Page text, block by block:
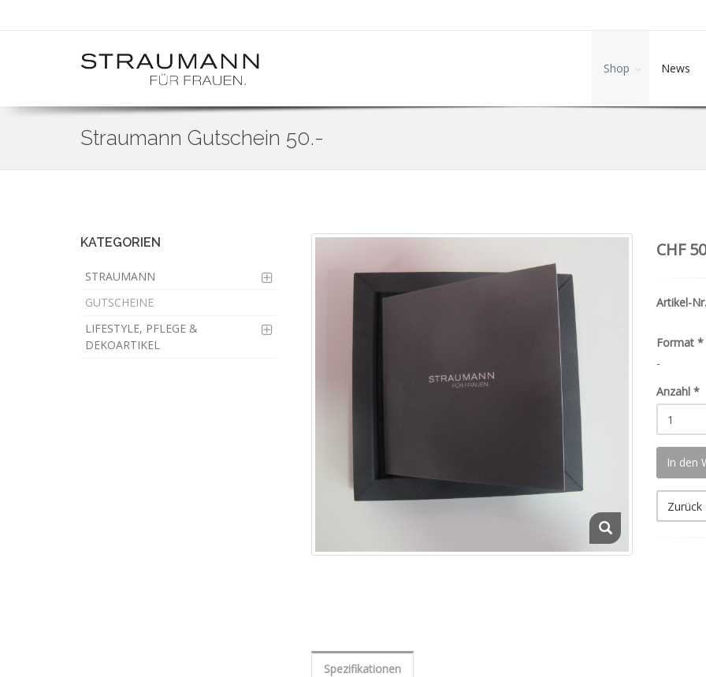
Shop News
Straumann Gutschein 50.-
KATEGORIEN
STRAUMANN
GUTSCHEINE
LIFESTYLE, PFLEGE &
DEKOARTIKEL
CHF
Artikel-
Format *
-
Anzahl *
In den
Zurück
Spezifikationen